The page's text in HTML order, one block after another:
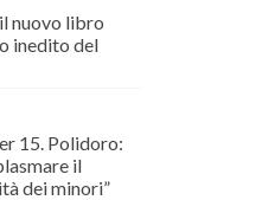
nuovo libro
inedito del
15. Polidoro:
il
dei minori”